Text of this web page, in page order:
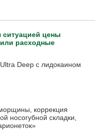
цены
расходные
Deep с лидокаином
коррекция
носогубной складки,